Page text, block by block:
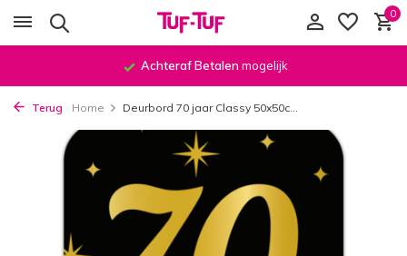
0
Achteraf Betalen mogelijk
Terug Home Deurbord 70 jaar Classy 50x50c...